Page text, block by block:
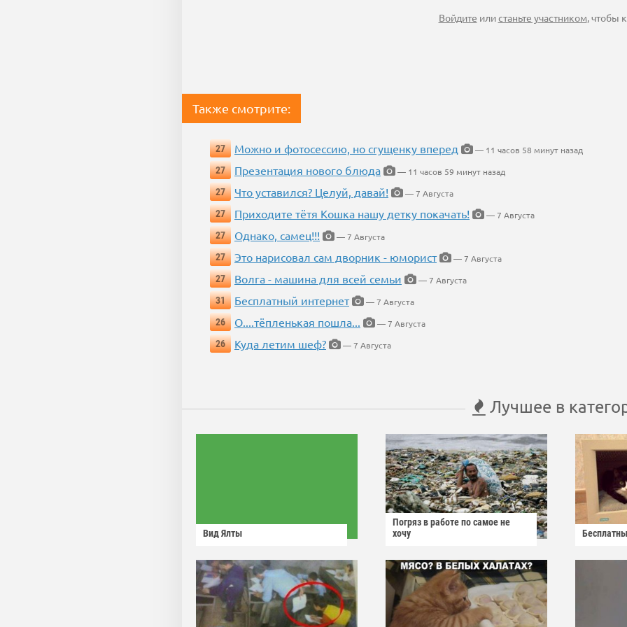
Войдите илистаньте участником, чтобы
Также смотрите:
27 Можно и фотосессию, но сгущенку вперед
— 11 часов 58 минут назад
27
Презентация нового блюда
— 11 часов 59 минут назад
27
Что уставился? Целуй, давай!
— 7 Августа
27
Приходите тётя Кошка нашу детку покачать!
— 7 Августа
27
Однако, самец!!!
— 7 Августа
27
Это нарисовал сам дворник - юморист
— 7 Августа
27
Волга - машина для всей семьи
— 7 Августа
31
Бесплатный интернет
— 7 Августа
26
О....тёпленькая пошла...
— 7 Августа
26
Куда летим шеф? — 7 Августа
Лучшее в
Вид Ялты
Погряз в работе по самое не
хочу